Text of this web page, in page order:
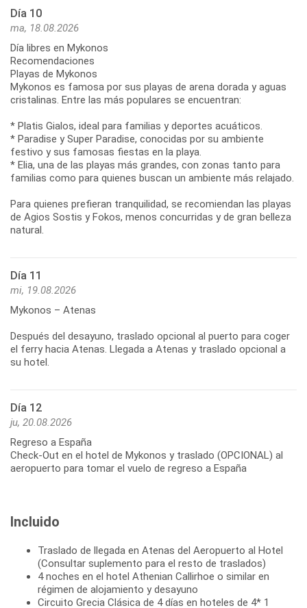
Día 10
ma, 18.08.2026
Día libres en Mykonos
Recomendaciones
Playas de Mykonos
Mykonos es famosa por sus playas de arena dorada y aguas
cristalinas. Entre las más populares se encuentran:
* Platis Gialos, ideal para familias y deportes acuáticos.
* Paradise y Super Paradise, conocidas por su ambiente
festivo y sus famosas fiestas en la playa.
* Elia, una de las playas más grandes, con zonas tanto para
familias como para quienes buscan un ambiente más relajado.
Para quienes prefieran tranquilidad, se recomiendan las playas
de Agios Sostis y Fokos, menos concurridas y de gran belleza
Día 11
mi, 19.08.2026
Mykonos – Atenas
Después del desayuno, traslado opcional al puerto para coger
el ferry hacia Atenas. Llegada a Atenas y traslado opcional a
Día 12
ju, 20.08.2026
Regreso a España
Check-Out en el hotel de Mykonos y traslado (OPCIONAL) al
aeropuerto para tomar el vuelo de regreso a España
Incluido
Traslado de llegada en Atenas del Aeropuerto al Hotel
(Consultar suplemento para el resto de traslados)
4 noches en el hotel Athenian Callirhoe o similar en
régimen de alojamiento y desayuno
Circuito Grecia Clásica de 4 días en hoteles de 4* 1